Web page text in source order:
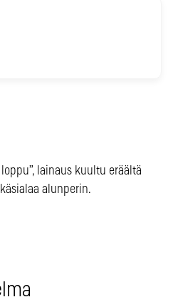
lainaus kuultu eräältä
alunperin.